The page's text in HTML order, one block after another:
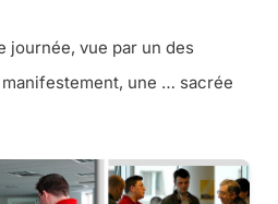
journée, vue par un des
une … sacrée